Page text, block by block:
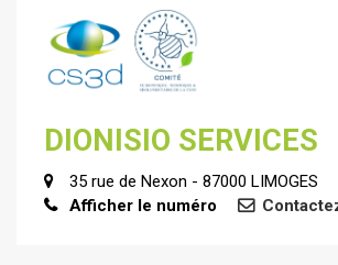
DIONISIO SERVICES
35 rue de Nexon - 87000 LIMOGES
Afficher le numéro